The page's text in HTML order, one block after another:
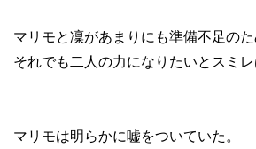
マリモと凜があまりにも準備不足のた
それでも二人の力になりたいとスミレ
マリモは明らかに嘘をついていた。